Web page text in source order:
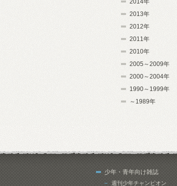
2014年
2013年
2012年
2011年
2010年
2005～2009年
2000～2004年
1990～1999年
～1989年
少年・青年向け雑誌
週刊少年チャンピオン